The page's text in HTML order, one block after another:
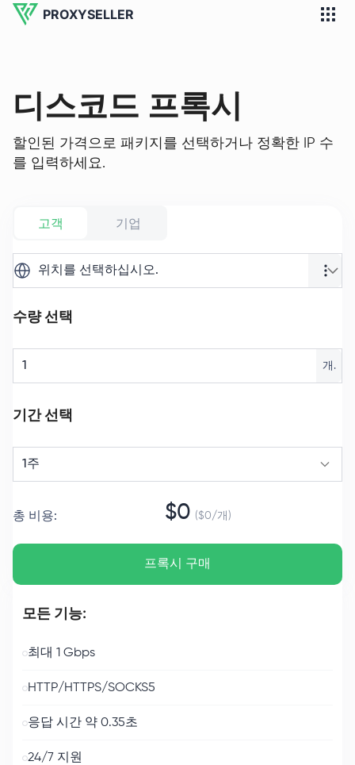
PROXYSELLER
디스코드 프록시
할인된 가격으로 패키지를 선택하거나 정확한 IP 수
를 입력하세요.
고객 기업
위치를 선택하십시오.
수량 선택
개.
기간 선택
1주
총 비용: $0 ($0/개 )
프록시 구매
모든 기능:
최대 1 Gbps
HTTP/HTTPS/SOCKS5
응답 시간 약 0.35초
24/7 지원